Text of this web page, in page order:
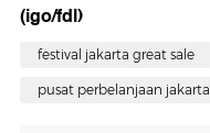
(igo/fdl)
festival jakarta great sale
pusat perbelanjaan jakarta